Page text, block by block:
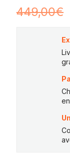
449,00€